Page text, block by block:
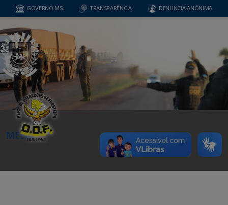
GOVERNO MS TRANSPARÊNCIA DENUNCIA ANÔNIMA
MENU